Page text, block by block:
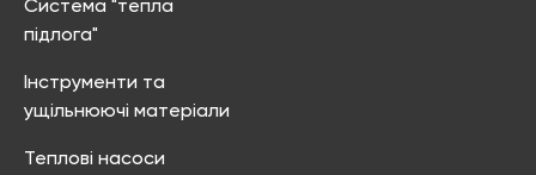
Система "тепла
підлога"
Інструменти та
ущільнюючі матеріали
Теплові насоси